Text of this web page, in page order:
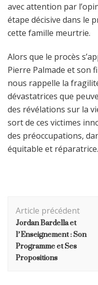
avec attention par
étape décisive dans le
cette famille meurtrie.
Alors que le procès
Pierre Palmade et son
nous rappelle la
dévastatrices que
des révélations sur la
sort de ces victimes
des préoccupations,
équitable et réparatrice.
d'article
Article précédent
Jordan Bardella et
l’Enseignement : Son
Programme et Ses
Propositions